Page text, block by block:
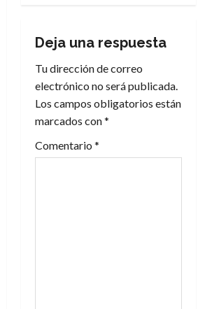
n
d
e
Deja una respuesta
Tu dirección de correo
electrónico no será publicada.
Los campos obligatorios están
marcados con*
Comentario *